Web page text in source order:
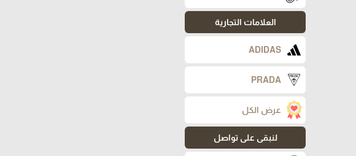
العلامات التجارية
ADIDAS
PRADA
عرض الكل
لنبقى على تواصل